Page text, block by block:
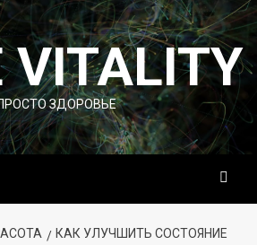
VITALITY
ЗДОРОВЬЕ
КАК УЛУЧШИТЬ СОСТОЯНИЕ